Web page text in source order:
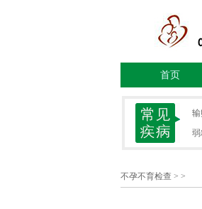
首页
输
弱
不孕不育检查 > >